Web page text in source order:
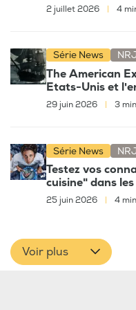
2 juillet 2026 4
Série News NRJ
The American
Etats-Unis et
29 juin 2026 3
Série News NRJ
Testez vos
cuisine" dans
25 juin 2026 | 4
Voir plus